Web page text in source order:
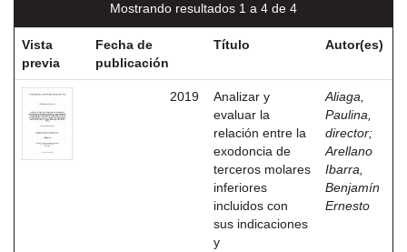
Mostrando resultados 1 a 4 de 4
Vista
previa
Fecha de
publicación
Título Autor(es)
2019
Analizar y
evaluar la
relación entre la
exodoncia de
terceros molares
inferiores
incluidos con
sus indicaciones
y
Aliaga,
Paulina,
director;
Arellano
Ibarra,
Benjamín
Ernesto